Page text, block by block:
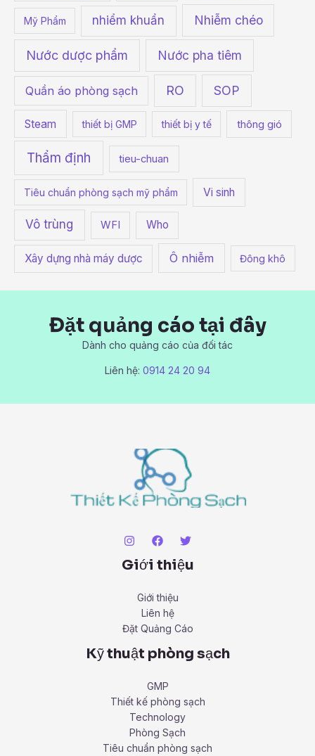
Mỹ Phẩm nhiểm khuẩn Nhiễm chéo
Nước dược phẩm Nước pha tiêm
Quần áo phòng sạch RO SOP
Steam thiết bị GMP thiết bị y tế thông gió
Thẩm định tieu-chuan
Tiêu chuẩn phòng sạch mỹ phẩm Vi sinh
Vô trùng WFI Who
Xây dựng nhà máy dược Ô nhiễm Đông khô
Đặt quảng cáo tại đây
Dành cho quảng cáo của đối tác
Liên hệ: 0914 24 20 94
Giới thiệu
Giới thiệu
Liên hệ
Đặt Quảng Cáo
Kỹ thuật phòng sạch
GMP
Thiết kế phòng sạch
Technology
Phòng Sạch
Tiêu chuẩn phòng sạch